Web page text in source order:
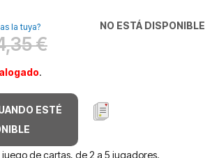
NO ESTÁ DISPONIBLE
la tuya?
€
.
ESTÉ
de cartas, de 2 a 5 jugadores.